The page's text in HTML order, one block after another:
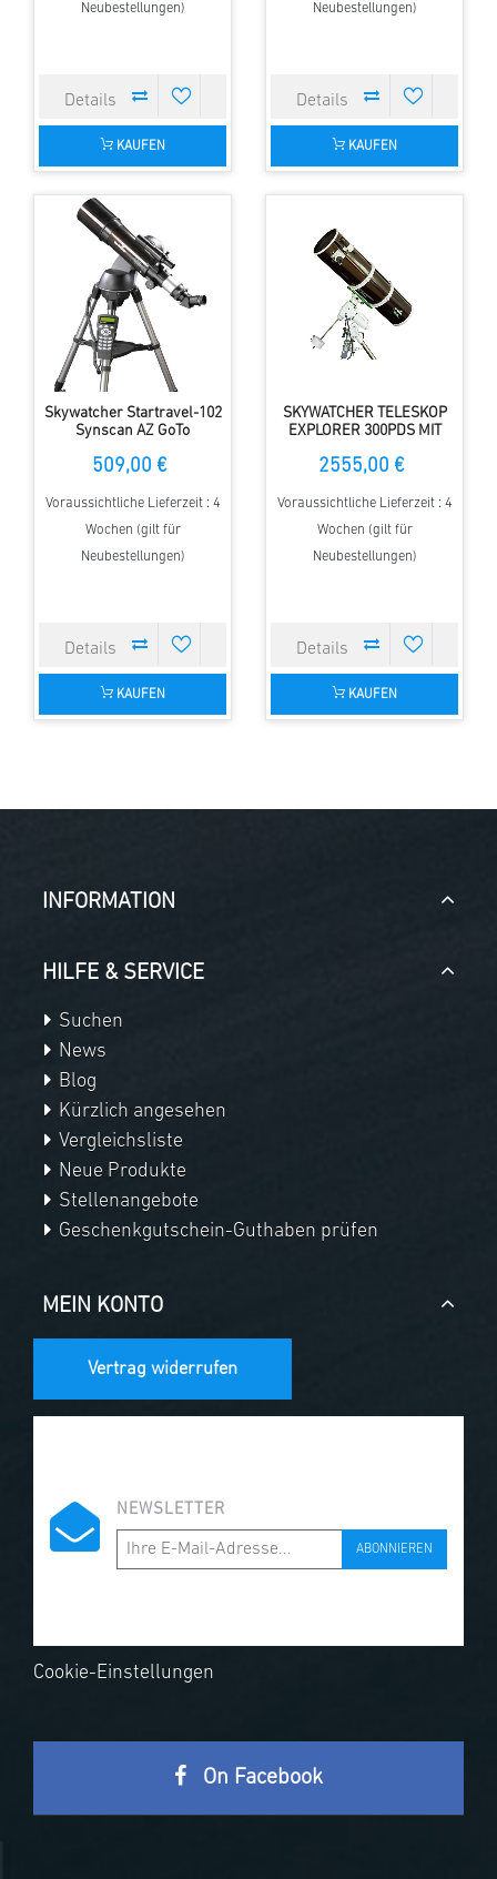
Neubestellungen)
KAUFEN
Neubestellungen)
KAUFEN
Skywatcher Startravel-102
Synscan AZ GoTo
509,00 €
Voraussichtliche Lieferzeit : 4
Wochen (gilt für
Neubestellungen)
KAUFEN
SKYWATCHER TELESKOP
EXPLORER 300PDS MIT
2555,00 €
Voraussichtliche Lieferzeit : 4
Wochen (gilt für
Neubestellungen)
KAUFEN
INFORMATION
HILFE & SERVICE
Suchen
News
Blog
Kürzlich angesehen
Vergleichsliste
Neue Produkte
Stellenangebote
Geschenkgutschein-Guthaben prüfen
MEIN KONTO
Vertrag widerrufen
NEWSLETTER
ABONNIEREN
Cookie-Einstellungen
On Facebook